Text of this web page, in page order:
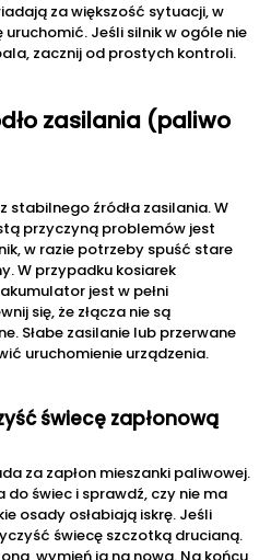
za większość sytuacji, w
Jeśli silnik w ogóle nie
zacznij od prostych kontroli.
zasilania (paliwo
stabilnego źródła zasilania. W
przyczyną problemów jest
w razie potrzeby spuść stare
W przypadku kosiarek
jest w pełni
się, że złącza nie są
Słabe zasilanie lub przerwane
uruchomienie urządzenia.
świecę zapłonową
za zapłon mieszanki paliwowej.
świec i sprawdź, czy nie ma
osady osłabiają iskrę. Jeśli
świecę szczotką drucianą.